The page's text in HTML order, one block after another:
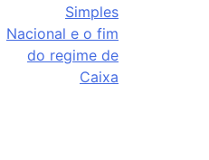
Simples
Nacional e o fim
do regime de
Caixa